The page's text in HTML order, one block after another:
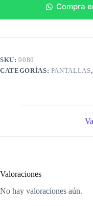
Compra
SKU:9080
CATEGORÍAS: PANTALLAS,
Valoraciones
No hay valoraciones aún.